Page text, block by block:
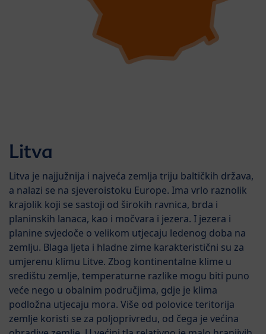
Litva
Litva je najjužnija i najveća zemlja triju baltičkih država,
a nalazi se na sjeveroistoku Europe. Ima vrlo raznolik
krajolik koji se sastoji od širokih ravnica, brda i
planinskih lanaca, kao i močvara i jezera. I jezera i
planine svjedoče o velikom utjecaju ledenog doba na
zemlju. Blaga ljeta i hladne zime karakteristični su za
umjerenu klimu Litve. Zbog kontinentalne klime u
središtu zemlje, temperaturne razlike mogu biti puno
veće nego u obalnim područjima, gdje je klima
podložna utjecaju mora. Više od polovice teritorija
zemlje koristi se za poljoprivredu, od čega je većina